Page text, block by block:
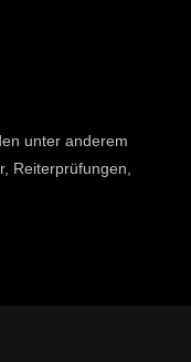
unter anderem
Reiterprüfungen,